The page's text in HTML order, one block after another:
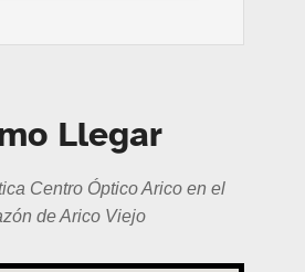
Llegar
Centro Óptico Arico en el
de Arico Viejo